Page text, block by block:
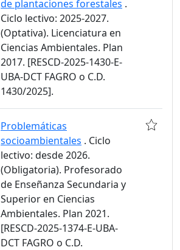
de plantaciones forestales .
Ciclo lectivo: 2025-2027.
(Optativa). Licenciatura en
Ciencias Ambientales. Plan
2017. [RESCD-2025-1430-E-
UBA-DCT FAGRO o C.D.
1430/2025].
Problemáticas
socioambientales . Ciclo
lectivo: desde 2026.
(Obligatoria). Profesorado
de Enseñanza Secundaria y
Superior en Ciencias
Ambientales. Plan 2021.
[RESCD-2025-1374-E-UBA-
DCT FAGRO o C.D.